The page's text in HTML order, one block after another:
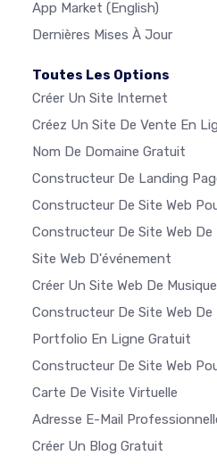
App Market (English)
Dernières Mises À Jour
Toutes Les Options
Créer Un Site Internet
Créez Un Site De Vente En
Nom De Domaine Gratuit
Constructeur De Landing
Constructeur De Site Web
Constructeur De Site Web
Site Web D'événement
Créer Un Site Web De Musique
Constructeur De Site Web De
Portfolio En Ligne Gratuit
Constructeur De Site Web
Carte De Visite Virtuelle
Adresse E-Mail
Créer Un Blog Gratuit